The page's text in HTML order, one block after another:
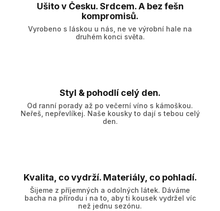
Ušito v Česku. Srdcem. A bez fešn
kompromisů.
Vyrobeno s láskou u nás, ne ve výrobní hale na
druhém konci světa.
Styl & pohodlí celý den.
Od ranní porady až po večerní víno s kámoškou.
Neřeš, nepřevlíkej. Naše kousky to dají s tebou celý
den.
Kvalita, co vydrží. Materiály, co pohladí.
Šijeme z příjemných a odolných látek. Dáváme
bacha na přírodu i na to, aby ti kousek vydržel víc
než jednu sezónu.